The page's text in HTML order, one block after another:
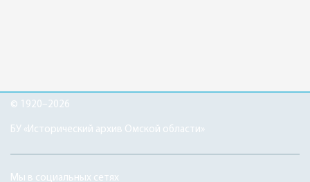
© 1920–2026
БУ «Исторический архив Омской области»
Мы в социальных сетях